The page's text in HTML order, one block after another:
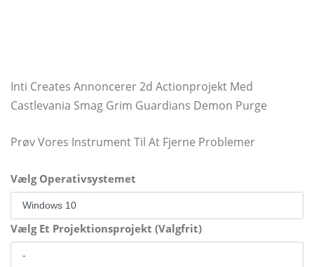
Inti Creates Annoncerer 2d Actionprojekt Med
Castlevania Smag Grim Guardians Demon Purge
Prøv Vores Instrument Til At Fjerne Problemer
Vælg Operativsystemet
Vælg Et Projektionsprojekt (Valgfrit)